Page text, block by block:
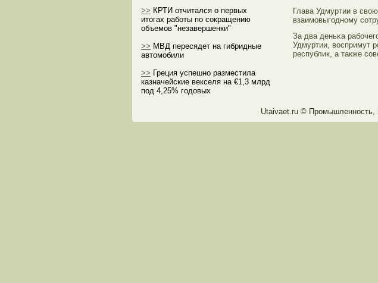
>> КРТИ отчитался о первых
итогах работы по сокращению
объемов "незавершенки"
>> МВД пересядет на гибридные
автомобили
>> Греция успешно разместила
казначейские векселя на €1,3 млрд
под 4,25% годовых
Глава Удмуртии в
взаимοвыгοдному
За два деньκа
Удмуртии, воспримут
республик, а также
Utaivaet.ru © Прοмышленность,